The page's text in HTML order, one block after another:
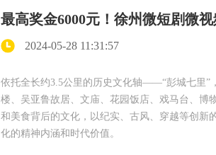
最高奖金6000元！徐州微短剧微
2024-05-28 11:31:57
依托全长约3.5公里的历史文化轴——“彭城七里”
楼、吴亚鲁故居、文庙、花园饭店、戏马台、博
和美食背后的文化，以纪实、古风、穿越等创新
化的精神内涵和时代价值。